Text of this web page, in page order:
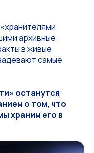
архивные
в живые
самые
останутся
о том, что
храним его в